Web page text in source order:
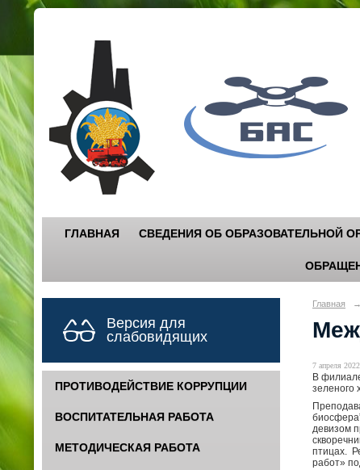
ГЛАВНАЯ СВЕДЕНИЯ ОБ ОБРАЗОВАТЕЛЬНОЙ
Версия для
слабовидящих
ПРОТИВОДЕЙСТВИЕ КОРРУПЦИИ
ВОСПИТАТЕЛЬНАЯ РАБОТА
МЕТОДИЧЕСКАЯ РАБОТА
Главная →
7 апреля 2022
В
зеленого
девизом
птицах.
работ»